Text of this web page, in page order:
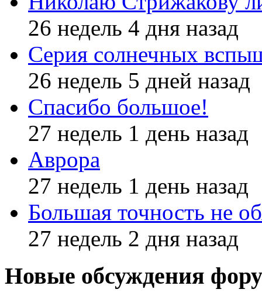
26 недель 4 дня назад
Серия солнечных
26 недель 5 дней назад
Спасибо большое!
27 недель 1 день назад
Аврора
27 недель 1 день назад
Большая точность не
27 недель 2 дня назад
Новые обсуждения